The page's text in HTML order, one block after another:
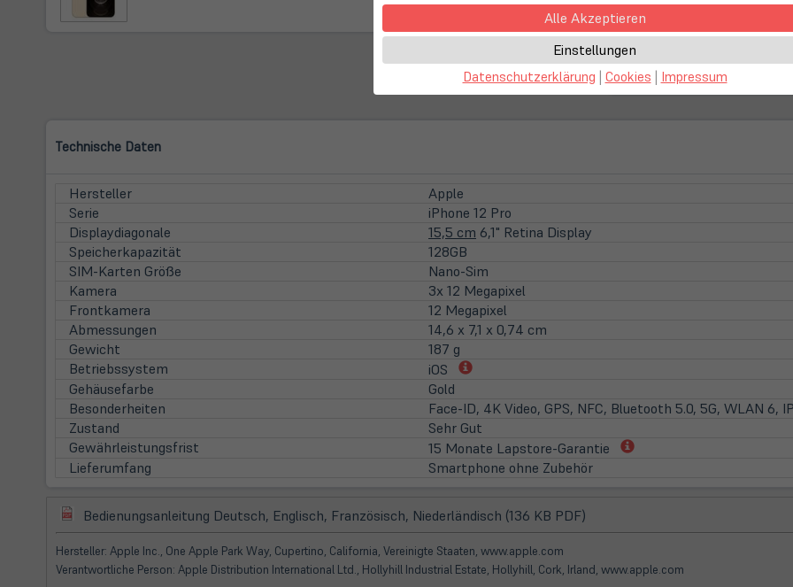
Online Store:
(öffnet
Schade, nicht mehr
Technische Daten
Hersteller
Apple
Serie
iPhone 12 Pro
Displaydiagonale
15,5 cm 6,1" Retina Display
Speicherkapazität
128GB
SIM-Karten Größe
Nano-Sim
Kamera
3x 12 Megapixel
Frontkamera
12 Megapixel
Abmessungen
14,6 x 7,1 x 0,74 cm
Gewicht
187 g
Betriebssystem
iOS
(öffnet
neuem
Tab)
Gehäusefarbe
Gold
Besonderheiten
Face-ID, 4K Video, GPS, NFC, Bluetooth 5.0, 5G, WLAN 6,
Zustand
Sehr Gut
Gewährleistungsfrist
15 Monate Lapstore-Garantie
(öffnet
Lieferumfang Smartphone ohne Zubehör
(öffnet
in
neuem
Tab)
Bedienungsanleitung Deutsch, Englisch, Französisch, Niederländisch (136 KB PDF)
in
Tab)
Hersteller: Apple Inc., One Apple Park Way, Cupertino, California, Vereinigte Staaten, www.apple.com
Verantwortliche Person: Apple Distribution International Ltd., Hollyhill Industrial Estate, Hollyhill, Cork, Irland, www.apple.com
Alle Akzeptieren
Einstellungen
Datenschutzerklärung | Cookies | Impressum